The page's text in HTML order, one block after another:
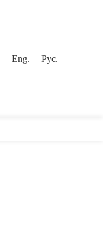
Eng. Рус.